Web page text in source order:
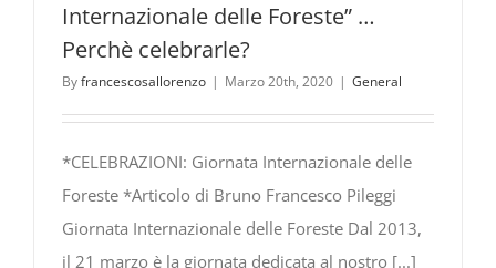
Internazionale delle Foreste” …
Perchè celebrarle?
Byfrancescosallorenzo | Marzo 20th, 2020 | General
*CELEBRAZIONI: Giornata Internazionale delle
Foreste *Articolo di Bruno Francesco Pileggi
Giornata Internazionale delle Foreste Dal 2013,
il 21 marzo è la giornata dedicata al nostro [...]